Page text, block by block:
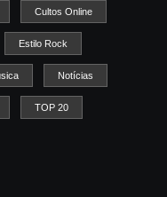
Cultos Online
Estilo Rock
Notícias
TOP 20